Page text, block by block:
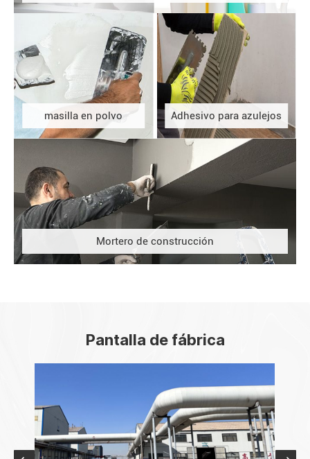
masilla en polvo Adhesivo para azulejos
Mortero de construcción
Pantalla de fábrica